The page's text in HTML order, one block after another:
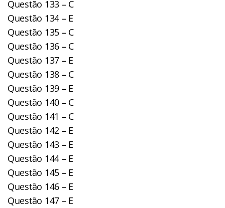
Questão 133 – C
Questão 134 – E
Questão 135 – C
Questão 136 – C
Questão 137 – E
Questão 138 – C
Questão 139 – E
Questão 140 – C
Questão 141 – C
Questão 142 – E
Questão 143 – E
Questão 144 – E
Questão 145 – E
Questão 146 – E
Questão 147 – E